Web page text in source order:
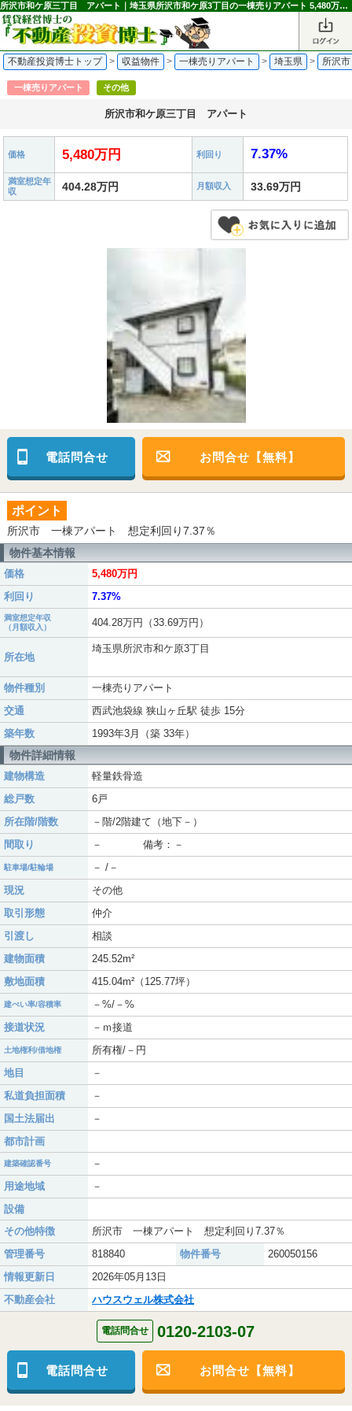
所沢市和ケ原三丁目 アパート｜埼玉県所沢市和ケ原3丁目の一棟売りアパート 5,480万円 狭山ヶ丘駅｜不動産投資博士
不動産投資博士トップ > 収益物件 > 一棟売りアパート > 埼玉県 > 所沢市
一棟売りアパート その他
所沢市和ケ原三丁目 アパート
価格 5,480万円 利回り 7.37%
満室想定年
収
404.28万円 月額収入 33.69万円
電話問合せ お問合せ【無料】
ポイント
所沢市 一棟アパート 想定利回り7.37％
物件基本情報
価格
5,480万円
利回り
7.37%
満室想定年収
（月額収入）
404.28万円（33.69万円）
所在地
埼玉県所沢市和ケ原3丁目
物件種別
一棟売りアパート
交通
西武池袋線 狭山ヶ丘駅 徒歩 15分
築年数
1993年3月（築 33年）
物件詳細情報
建物構造
軽量鉄骨造
総戸数
6戸
所在階/階数
－階/2階建て（地下－）
間取り
－ 備考：－
駐車場/駐輪場
－ /－
現況
その他
取引形態
仲介
引渡し
相談
建物面積
245.52m²
敷地面積
415.04m²（125.77坪）
建ぺい率/容積率
－%/－%
接道状況
－ｍ接道
土地権利/借地権
所有権/－円
地目
－
私道負担面積
－
国土法届出
－
都市計画
建築確認番号
－
用途地域
－
設備
その他特徴
所沢市 一棟アパート 想定利回り7.37％
管理番号
818840 物件番号
260050156
情報更新日
2026年05月13日
不動産会社
ハウスウェル株式会社
電話問合せ 0120-2103-07
電話問合せ お問合せ【無料】